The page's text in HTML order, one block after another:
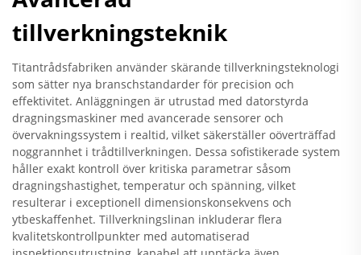
tillverkningsteknik
Titantrådsfabriken använder skärande tillverkningsteknologi
som sätter nya branschstandarder för precision och
effektivitet. Anläggningen är utrustad med datorstyrda
dragningsmaskiner med avancerade sensorer och
övervakningssystem i realtid, vilket säkerställer oöverträffad
noggrannhet i trådtillverkningen. Dessa sofistikerade system
håller exakt kontroll över kritiska parametrar såsom
dragningshastighet, temperatur och spänning, vilket
resulterar i exceptionell dimensionskonsekvens och
ytbeskaffenhet. Tillverkningslinan inkluderar flera
kvalitetskontrollpunkter med automatiserad